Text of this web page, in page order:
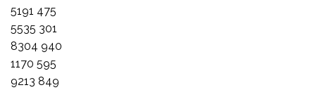
5191 475
5535 301
8304 940
1170 595
9213 849